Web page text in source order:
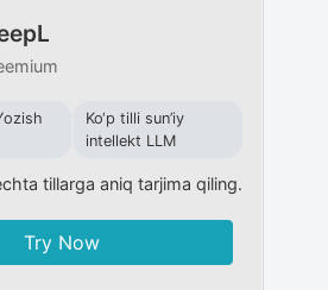
Ko‘p tilli sun’iy
intellekt LLM
tillarga aniq tarjima qiling.
Try Now